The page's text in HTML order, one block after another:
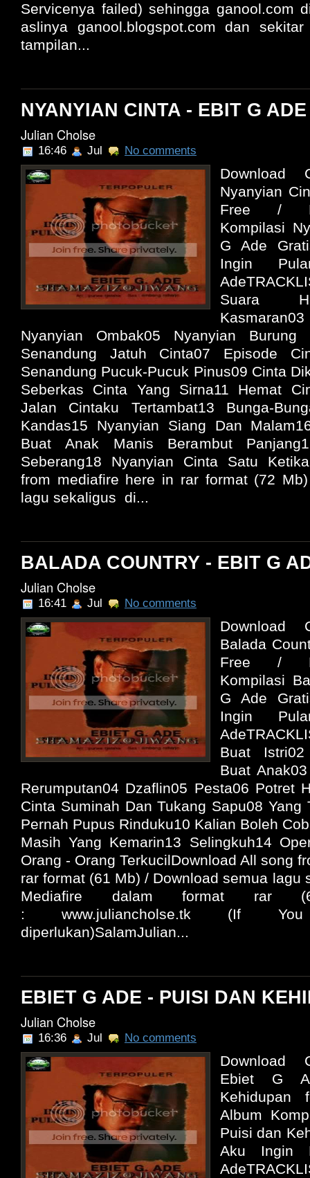
Servicenya failed) sehingga ganool.com
aslinya ganool.blogspot.com dan
tampilan...
NYANYIAN CINTA - EBIT G
Julian Cholse
16:46 Jul No comments
Download
Nyanyian
Free /
Kompilasi
G Ade
Ingin
Suara
Nyanyian Ombak05 Nyanyian Burung
Senandung Jatuh Cinta07 Episode
Senandung Pucuk-Pucuk Pinus09 Cinta
Seberkas Cinta Yang Sirna11 Hemat
Jalan Cintaku Tertambat13 Bunga-
Kandas15 Nyanyian Siang Dan
Buat Anak Manis Berambut
Seberang18 Nyanyian Cinta Satu
from mediafire here in rar format (72
lagu sekaligus di...
BALADA COUNTRY - EBIT G
Julian Cholse
16:41 Jul No comments
Download
Balada
Free /
Kompilasi
G Ade
Ingin
Buat
Buat
Rerumputan04 Dzaflin05 Pesta06 Potret
Cinta Suminah Dan Tukang Sapu08 Yang
Pernah Pupus Rinduku10 Kalian Boleh
Masih Yang Kemarin13 Selingkuh14
Orang - Orang TerkucilDownload All song
rar format (61 Mb) / Download semua
Mediafire dalam format rar
: www.juliancholse.tk (If
diperlukan)SalamJulian...
EBIET G ADE - PUISI DAN
Julian Cholse
16:36 Jul No comments
Download
Ebiet G
Kehidupan
Album
Puisi dan
Aku Ingin